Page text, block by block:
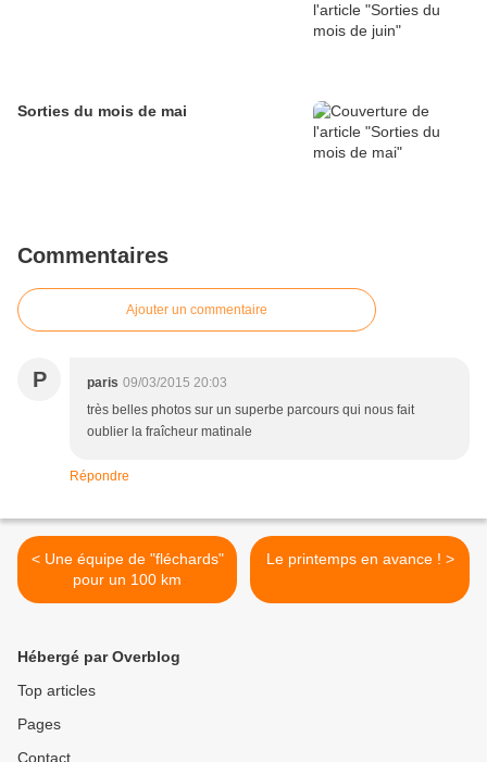
Sorties du mois de mai
Commentaires
Ajouter un commentaire
P paris 09/03/2015 20:03
très belles photos sur un superbe parcours qui nous fait
oublier la fraîcheur matinale
Répondre
< Une équipe de "fléchards"
pour un 100 km
Le printemps en avance ! >
Hébergé par Overblog
Top articles
Pages
Contact